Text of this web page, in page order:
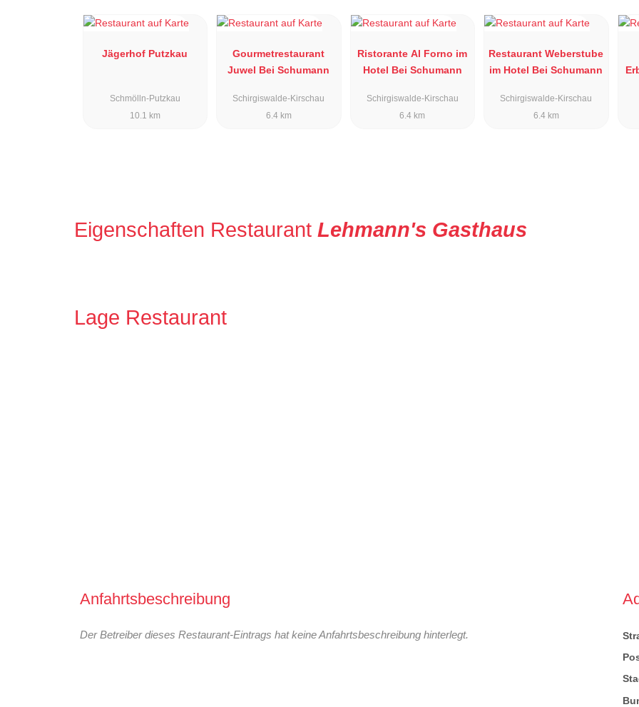
Jägerhof Putzkau
Schmölln-Putzkau
10.1 km
Gourmetrestaurant
Juwel Bei Schumann
Schirgiswalde-Kirschau
6.4 km
Ristorante Al Forno im
Hotel Bei Schumann
Schirgiswalde-Kirschau
6.4 km
Restaurant Weberstube
im Hotel Bei Schumann
Schirgiswalde-Kirschau
6.4 km
Eigenschaften Restaurant Lehmann's Gasthaus
Lage Restaurant
Anfahrtsbeschreibung
Der Betreiber dieses Restaurant-Eintrags hat keine Anfahrtsbeschreibung hinterlegt.